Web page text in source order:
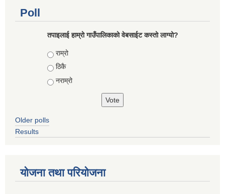
Poll
तपाइलाई हाम्रो गाउँपालिकाको वेबसाईट कस्तो लाग्यो?
Choices
राम्रो
ठिकै
नराम्रो
Older polls
Results
योजना तथा परियोजना